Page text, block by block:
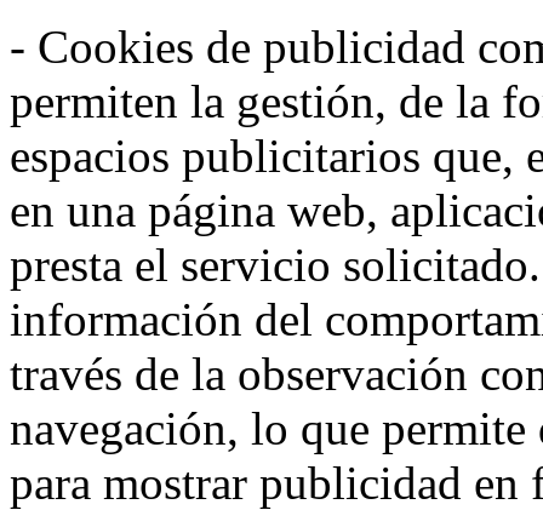
- Cookies de publicidad
permiten la gestión, de la
espacios publicitarios que,
en una página web,
presta el servicio
información del
través de la observación
navegación, lo que
para mostrar publicidad